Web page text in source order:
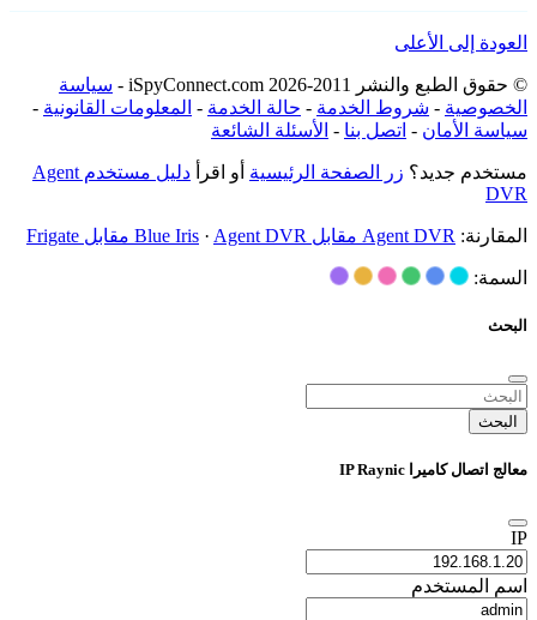
العودة إلى الأعلى
© حقوق الطبع والنشر 2011-2026 iSpyConnect.com -
سياسة
الخصوصية - شروط الخدمة - حالة الخدمة - المعلومات القانونية -
سياسة الأمان - اتصل بنا - الأسئلة الشائعة
مستخدم جديد؟ زر الصفحة الرئيسية أو اقرأ
دليل مستخدم Agent
DVR
المقارنة: Agent DVR مقابل Blue Iris · Agent DVR مقابل Frigate
السمة:
البحث
البحث
معالج اتصال كاميرا IP Raynic
IP
اسم المستخدم